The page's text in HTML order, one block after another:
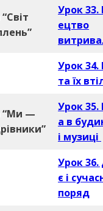
Урок 33.
ецтво
Урок 34.
та їх
“Ми —
Урок 35.
а в
і музиці
Урок 36.
є і
поряд